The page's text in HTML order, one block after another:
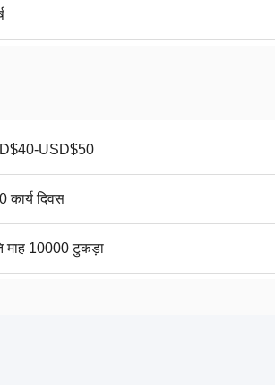
USD$50
कार्य दिवस
माह 10000 टुकड़ा